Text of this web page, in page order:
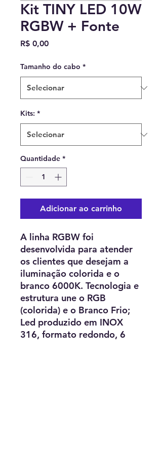
Kit TINY LED 10W
RGBW + Fonte
R$ 0,00Preço
Tamanho do cabo *
Kits: *
Quantidade *
Adicionar ao carrinho
A linha RGBW foi
desenvolvida para atender
os clientes que desejam a
iluminação colorida e o
branco 6000K. Tecnologia e
estrutura une o RGB
(colorida) e o Branco Frio;
Led produzido em INOX
316, formato redondo, 6